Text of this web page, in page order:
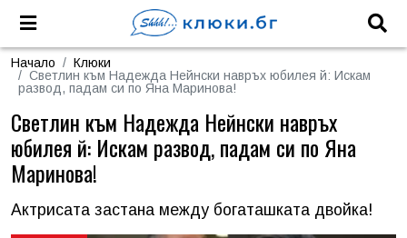
Начало
Клюки
Светлин към Надежда Нейнски навръх юбилея й: Искам
развод, падам си по Яна Маринова!
Светлин към Надежда Нейнски навръх
юбилея й: Искам развод, падам си по Яна
Маринова!
Актрисата застана между богаташката двойка!